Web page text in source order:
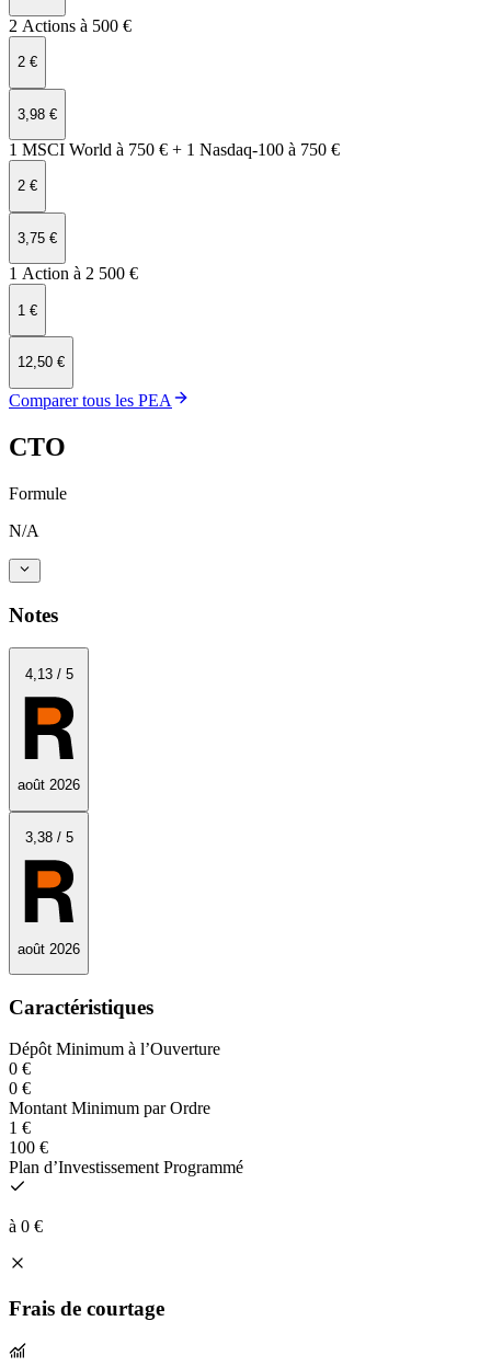
2 Actions à 500 €
2 €
3,98 €
1 MSCI World à 750 € + 1 Nasdaq‑100 à 750 €
2 €
3,75 €
1 Action à 2 500 €
1 €
12,50 €
Comparer tous les PEA
CTO
Formule
N/A
Notes
4,13/ 5
août 2026
3,38/ 5
août 2026
Caractéristiques
Dépôt Minimum à l’Ouverture
0 €
0 €
Montant Minimum par Ordre
1 €
100 €
Plan d’Investissement Programmé
à 0 €
Frais de courtage